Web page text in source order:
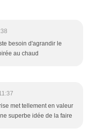
besoin d'agrandir le
au chaud
met tellement en valeur
superbe idée de la faire